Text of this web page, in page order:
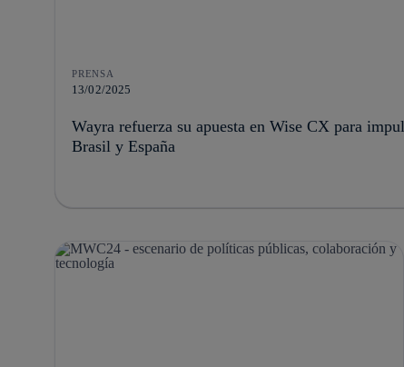
PRENSA
13/02/2025
Wayra refuerza su apuesta en Wise CX para
Brasil y España